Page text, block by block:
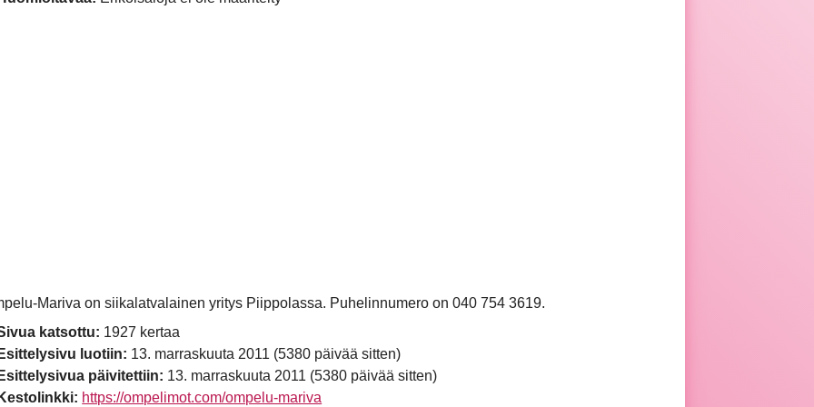
Mariva on siikalatvalainen yritys Piippolassa. Puhelinnumero on 040 754 3619.
katsottu: 1927 kertaa
luotiin: 13. marraskuuta 2011 (5380 päivää sitten)
päivitettiin: 13. marraskuuta 2011 (5380 päivää sitten)
https://ompelimot.com/ompelu-mariva